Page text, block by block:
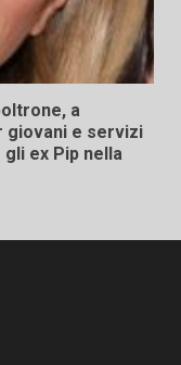
a
giovani e servizi
ex Pip nella